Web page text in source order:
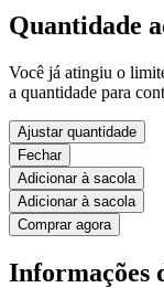
Quantidade
Você já atingiu o
a quantidade para
Ajustar quantidade
Fechar
Adicionar à sacola
Adicionar à sacola
Comprar agora
Informações